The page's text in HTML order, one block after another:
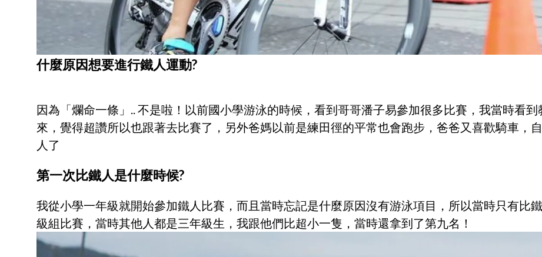
什麼原因想要進行鐵人運動?
因為「爛命一條」.. 不是啦！以前國小學游泳的時候，看到哥哥潘子易參加很多比賽，我當時看
來，覺得超讚所以也跟著去比賽了，另外爸媽以前是練田徑的平常也會跑步，爸爸又喜歡騎車，
人了
第一次比鐵人是什麼時候?
我從小學一年級就開始參加鐵人比賽，而且當時忘記是什麼原因沒有游泳項目，所以當時只有比
級組比賽，當時其他人都是三年級生，我跟他們比超小一隻，當時還拿到了第九名！